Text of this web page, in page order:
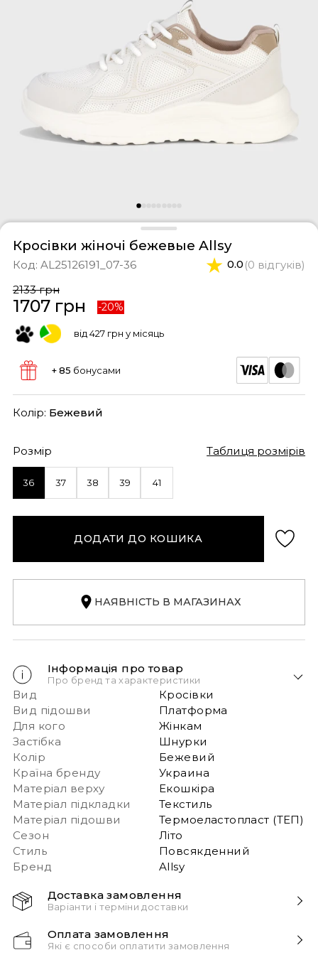
костюми
Кросівки жіночі бежевые Allsy
Код: AL25126191_07-36 0.0 (0 відгуків)
2133 грн
1707 грн -20%
від 427 грн у місяць
+ 85 бонусами
Колір: Бежевий
Розмір Таблиця розмірів
36 37 38 39 41
ДОДАТИ ДО КОШИКА
НАЯВНІСТЬ В МАГАЗИНАХ
Інформація про товар
Про бренд та характеристики
Вид
Кросівки
Вид підошви
Платформа
Для кого
Жінкам
Застібка
Шнурки
Колір
Бежевий
Країна бренду
Украина
Матеріал верху
Екошкіра
Матеріал підкладки
Текстиль
Матеріал підошви
Термоеластопласт (ТЕП)
Сезон
Літо
Стиль
Повсякденний
Бренд
Allsy
Доставка замовлення
Варіанти і терміни доставки
моменту замовлення!
Оплата замовлення
Які є способи оплатити замовлення